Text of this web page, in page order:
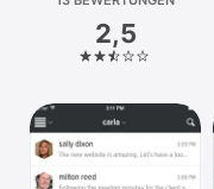
Plattform
iPhone
iPad
Mac
Vision
2,5